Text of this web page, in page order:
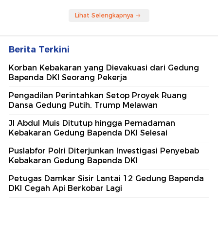
Lihat Selengkapnya
Berita Terkini
Korban Kebakaran yang Dievakuasi dari Gedung
Bapenda DKI Seorang Pekerja
Pengadilan Perintahkan Setop Proyek Ruang
Dansa Gedung Putih, Trump Melawan
Jl Abdul Muis Ditutup hingga Pemadaman
Kebakaran Gedung Bapenda DKI Selesai
Puslabfor Polri Diterjunkan Investigasi Penyebab
Kebakaran Gedung Bapenda DKI
Petugas Damkar Sisir Lantai 12 Gedung Bapenda
DKI Cegah Api Berkobar Lagi